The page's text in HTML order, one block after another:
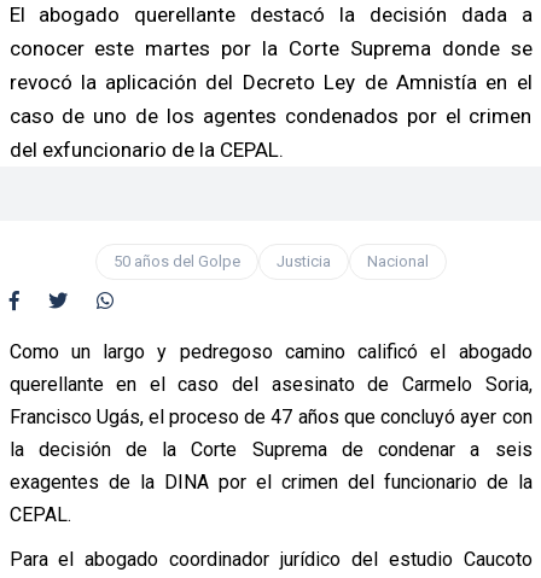
El abogado querellante destacó la decisión dada a
conocer este martes por la Corte Suprema donde se
revocó la aplicación del Decreto Ley de Amnistía en el
caso de uno de los agentes condenados por el crimen
del exfuncionario de la CEPAL.
50 años del Golpe Justicia Nacional
Como un largo y pedregoso camino calificó el abogado
querellante en el caso del asesinato de Carmelo Soria,
Francisco Ugás, el proceso de 47 años que concluyó ayer con
la decisión de la Corte Suprema de condenar a seis
exagentes de la DINA por el crimen del funcionario de la
CEPAL.
Para el abogado coordinador jurídico del estudio Caucoto